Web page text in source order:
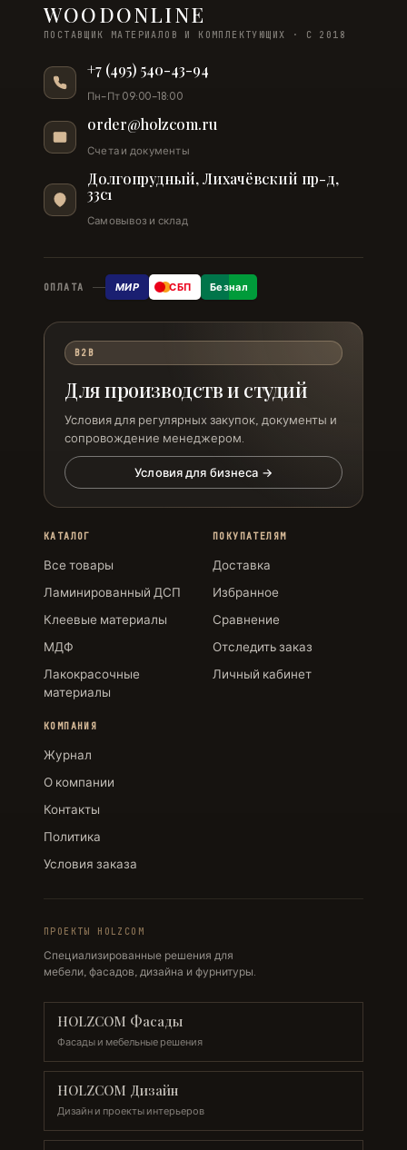
WOODONLINE
ПОСТАВЩИК МАТЕРИАЛОВ И КОМПЛЕКТУЮЩИХ · С 2018
+7 (495) 540-43-94
Пн–Пт 09:00–18:00
order@holzcom.ru
Счета и документы
Долгопрудный, Лихачёвский пр-д,
33с1
Самовывоз и склад
ОПЛАТА МИР СБП Безнал
B2B
Для производств и студий
Условия для регулярных закупок, документы и
сопровождение менеджером.
Условия для бизнеса →
КАТАЛОГ
Все товары
Ламинированный ДСП
Клеевые материалы
МДФ
Лакокрасочные
материалы
ПОКУПАТЕЛЯМ
Доставка
Избранное
Сравнение
Отследить заказ
Личный кабинет
КОМПАНИЯ
Журнал
О компании
Контакты
Политика
Условия заказа
ПРОЕКТЫ HOLZCOM
Специализированные решения для
мебели, фасадов, дизайна и фурнитуры.
HOLZCOM Фасады
Фасады и мебельные решения
HOLZCOM Дизайн
Дизайн и проекты интерьеров